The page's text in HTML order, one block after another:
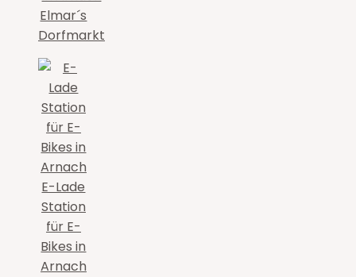
Elmar´s
Dorfmarkt
E-Lade
Station
für E-
Bikes in
Arnach